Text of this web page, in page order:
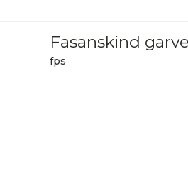
Fasanskind
fps